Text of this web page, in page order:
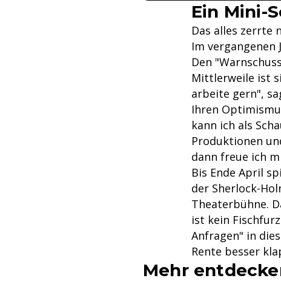
Ein Mini-
Das alles zerrte
Im
Den
Mittlerweile ist
arbeite gern",
Ihren
kann ich als
Produktionen
dann freue ich
Bis Ende April
der Sherlock-
Theaterbühne.
ist kein
Anfragen" in
Rente besser
Mehr